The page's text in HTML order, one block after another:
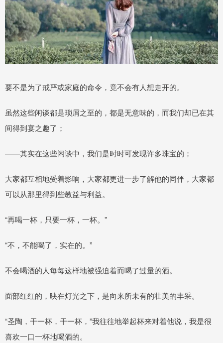
要不是为了戒严或家庭的命令，竟不会有人想走开的。
虽然这些闲谈都是琐屑之至的，都是无意味的，而我们却已在其
间得到宴之趣了；
——其实在这些闲谈中，我们是时时可发现许多珠宝的；
大家都互相地受着影响，大家都更进一步了解他的同伴，大家都
可以从那里得到些教益与利益。
“再喝一杯，只要一杯，一杯。”
“不，不能喝了，实在的。”
不会喝酒的人每每这样地被强迫着而喝了过量的酒。
面部红红的，映在灯光之下，是向来所未有的壮美的丰采。
“圣陶，干一杯，干一杯，”我往往地举起杯来对着他说，我是很
喜欢一口一杯地喝酒的。